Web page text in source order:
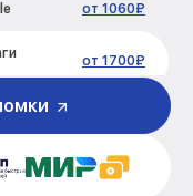
от 1060₽
от 1700₽
от 4000₽